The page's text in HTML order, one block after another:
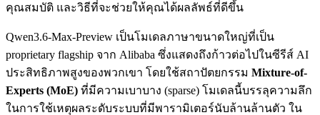
คุณสมบัติ และวิธีที่จะช่วยให้คุณได้ผลลัพธ์ที่ดีขึ้น
Qwen3.6-Max-Preview เป็นโมเดลภาษาขนาดใหญ่ที่เป็น
proprietary flagship จาก Alibaba ซึ่งแสดงถึงก้าวต่อไปในซีรีส์ AI
ประสิทธิภาพสูงของพวกเขา โดยใช้สถาปัตยกรรม Mixture-of-
Experts (MoE) ที่มีความเบาบาง (sparse) โมเดลนี้บรรลุความลึก
ในการใช้เหตุผลระดับระบบที่มีพารามิเตอร์นับล้านล้านตัว ใน